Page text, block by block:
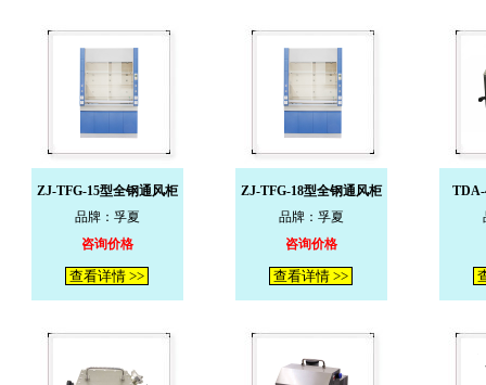
ZJ-TFG-15型全钢通风柜
品牌：孚夏
咨询价格
查看详情 >>
ZJ-TFG-18型全钢通风柜
品牌：孚夏
咨询价格
查看详情 >>
TDA-